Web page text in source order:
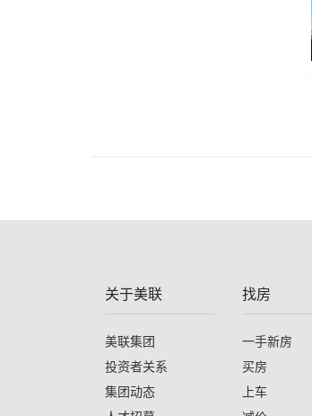
关于美联
美联集团
投资者关系
集团动态
找房
一手新房
买房
上车